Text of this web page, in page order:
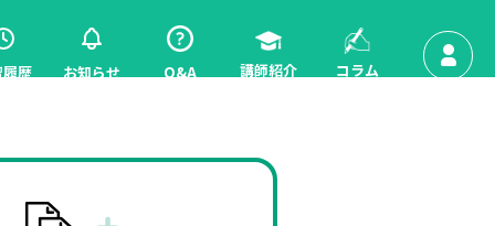
歴 お知らせ Q&A 講師紹介 コラム